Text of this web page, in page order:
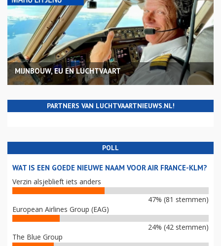
MIJNBOUW, EU EN LUCHTVAART
PARTNERS VAN LUCHTVAARTNIEUWS.NL!
POLL
WAT IS EEN GOEDE NIEUWE NAAM VOOR AIR FRANCE-KLM?
Verzin alsjeblieft iets anders
47% (81 stemmen)
European Airlines Group (EAG)
24% (42 stemmen)
The Blue Group